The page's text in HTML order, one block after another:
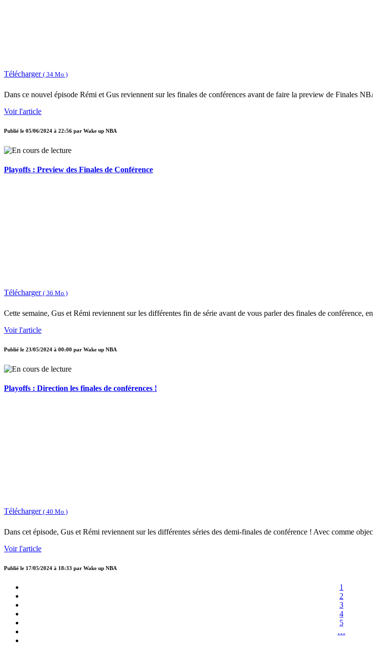
Télécharger ( 34 Mo )
Dans ce nouvel épisode Rémi et Gus reviennent sur les finales de conférences avant de faire la preview de Finales
Voir l'article
Publié le 05/06/2024 à 22:56 par Wake up NBA
Playoffs : Preview des Finales de Conférence
Télécharger ( 36 Mo )
Cette semaine, Gus et Rémi reviennent sur les différentes fin de série avant de vous parler des finales de conférence,
Voir l'article
Publié le 23/05/2024 à 00:00 par Wake up NBA
Playoffs : Direction les finales de conférences !
Télécharger ( 40 Mo )
Dans cet épisode, Gus et Rémi reviennent sur les différentes séries des demi-finales de conférence ! Avec comme
Voir l'article
Publié le 17/05/2024 à 18:33 par Wake up NBA
1
2
3
4
5
…